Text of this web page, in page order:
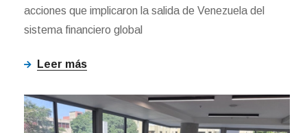
acciones que implicaron la salida de Venezuela del
sistema financiero global
Leer más